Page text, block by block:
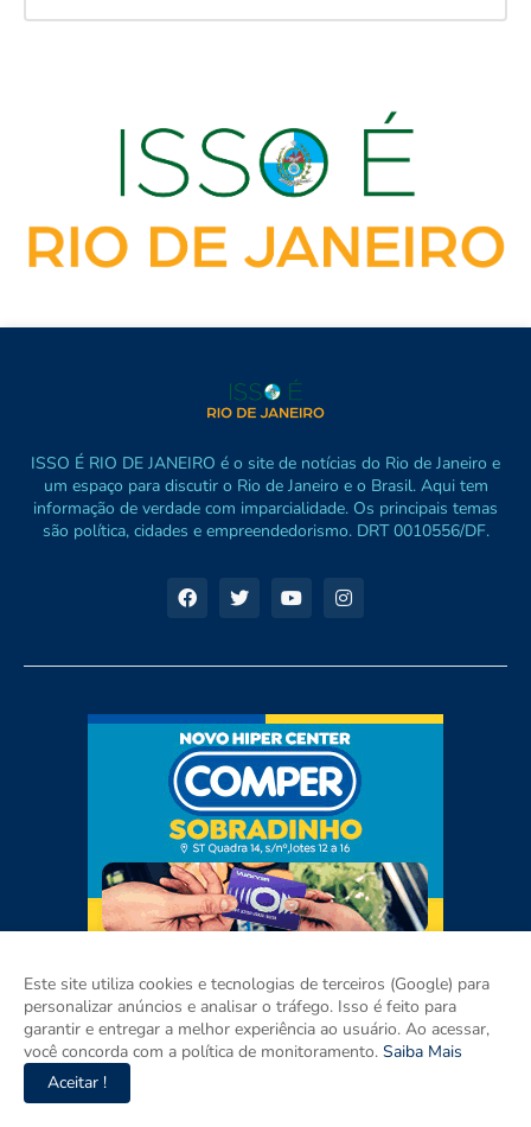
ISSO É RIO DE JANEIRO é o site de notícias do Rio de Janeiro e
um espaço para discutir o Rio de Janeiro e o Brasil. Aqui tem
informação de verdade com imparcialidade. Os principais temas
são política, cidades e empreendedorismo. DRT 0010556/DF.
Este site utiliza cookies e tecnologias de terceiros (Google) para
personalizar anúncios e analisar o tráfego. Isso é feito para
garantir e entregar a melhor experiência ao usuário. Ao acessar,
você concorda com a política de monitoramento. Saiba Mais
Aceitar !